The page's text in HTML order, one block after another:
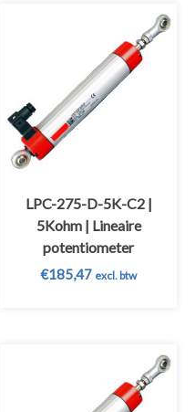
LPC-275-D-5K-C2 |
5Kohm | Lineaire
potentiometer
€185,47 excl. btw